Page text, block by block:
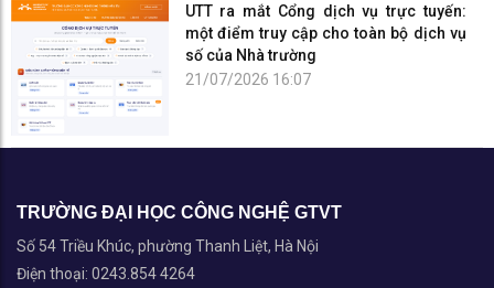
UTT ra mắt Cổng dịch vụ trực tuyến:
một điểm truy cập cho toàn bộ dịch vụ
số của Nhà trường
21/07/2026 16:07
TRƯỜNG ĐẠI HỌC CÔNG NGHỆ GTVT
Số 54 Triều Khúc, phường Thanh Liệt, Hà Nội
Điện thoại: 0243.854 4264